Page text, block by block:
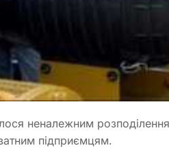
неналежним
підприємцям.